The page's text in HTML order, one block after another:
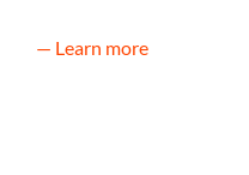
— Learn more